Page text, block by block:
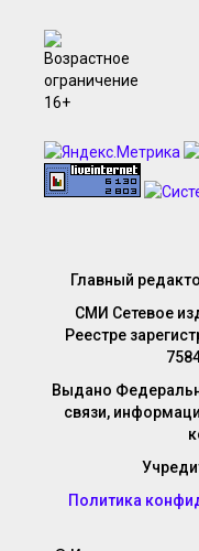
Главный
СМИ Сетевое
Реестре
Выдано
связи,
Политика